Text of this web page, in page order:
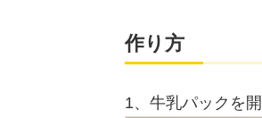
作り方
1、牛乳パックを